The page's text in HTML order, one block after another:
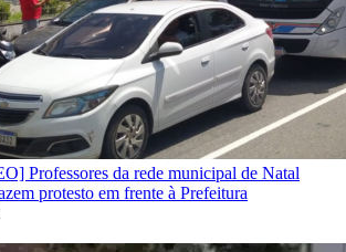
Professores da rede municipal de Natal
protesto em frente à Prefeitura